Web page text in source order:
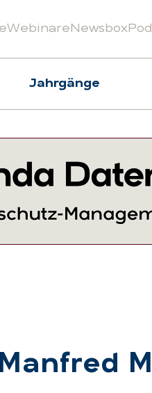
WebinareNewsbox
Jahrgänge